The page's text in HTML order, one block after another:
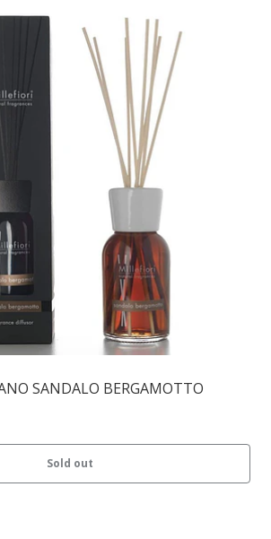
SANDALO BERGAMOTTO
Sold out